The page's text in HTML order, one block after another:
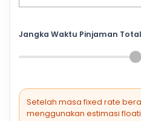
Jangka Waktu Pinjaman
Setelah masa fixed rate
menggunakan estimasi